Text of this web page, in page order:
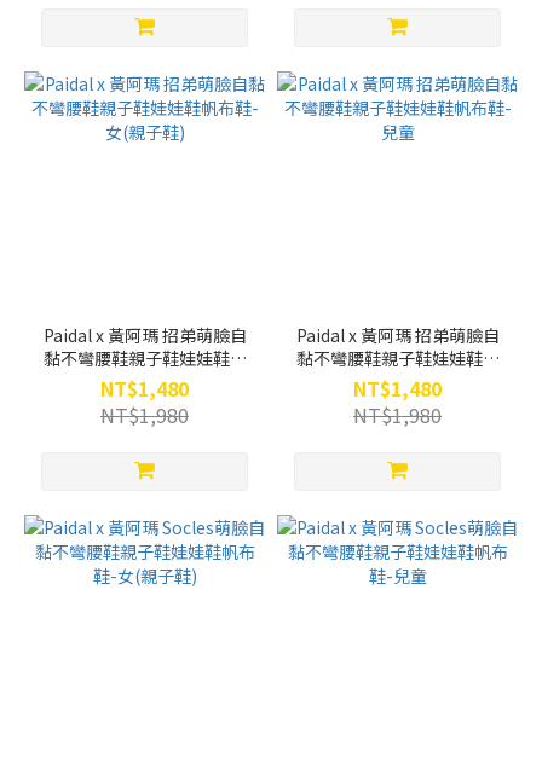
Paidal x 黃阿瑪 招弟萌臉自
黏不彎腰鞋親子鞋娃娃鞋帆
布鞋-女(親子鞋)
NT$1,480
NT$1,980
Paidal x 黃阿瑪 招弟萌臉自
黏不彎腰鞋親子鞋娃娃鞋帆
布鞋-兒童
NT$1,480
NT$1,980